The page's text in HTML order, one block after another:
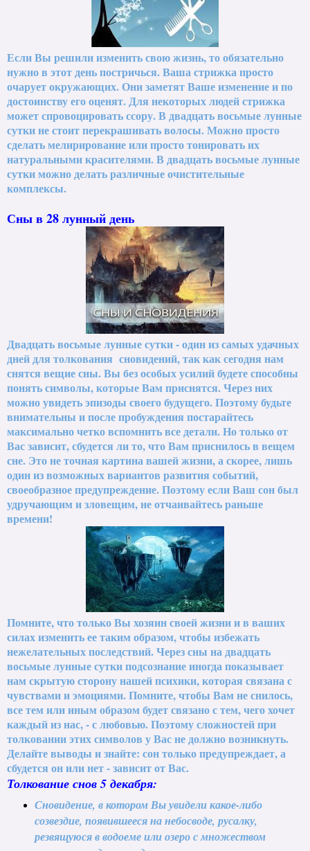
Если Вы решили изменить свою жизнь, то обязательно
нужно в этот день постричься. Ваша стрижка просто
очарует окружающих. Они заметят Ваше изменение и по
достоинству его оценят. Для некоторых людей стрижка
может спровоцировать ссору. В двадцать восьмые лунные
сутки не стоит перекрашивать волосы. Можно просто
сделать мелирирование или просто тонировать их
натуральными красителями. В двадцать восьмые лунные
сутки можно делать различные очистительные
комплексы.
Сны в 28 лунный день
Двадцать восьмые лунные сутки - один из самых удачных
дней для толкования сновидений, так как сегодня нам
снятся вещие сны. Вы без особых усилий будете способны
понять символы, которые Вам приснятся. Через них
можно увидеть эпизоды своего будущего. Поэтому будьте
внимательны и после пробуждения постарайтесь
максимально четко вспомнить все детали. Но только от
Вас зависит, сбудется ли то, что Вам приснилось в вещем
сне. Это не точная картина вашей жизни, а скорее, лишь
один из возможных вариантов развития событий,
своеобразное предупреждение. Поэтому если Ваш сон был
удручающим и зловещим, не отчаивайтесь раньше
времени!
Помните, что только Вы хозяин своей жизни и в ваших
силах изменить ее таким образом, чтобы избежать
нежелательных последствий. Через сны на двадцать
восьмые лунные сутки подсознание иногда показывает
нам скрытую сторону нашей психики, которая связана с
чувствами и эмоциями. Помните, чтобы Вам не снилось,
все тем или иным образом будет связано с тем, чего хочет
каждый из нас, - с любовью. Поэтому сложностей при
толковании этих символов у Вас не должно возникнуть.
Делайте выводы и знайте: сон только предупреждает, а
сбудется он или нет - зависит от Вас.
Толкование снов 5 декабря:
Сновидение, в котором Вы увидели какое-либо
созвездие, появившееся на небосводе, русалку,
резвящуюся в водоеме или озеро с множеством